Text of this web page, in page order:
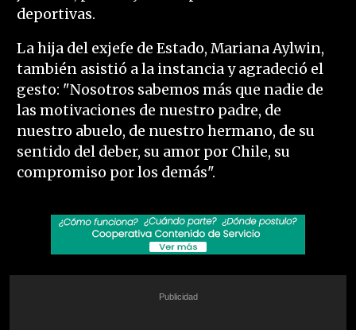
deportivas.
La hija del exjefe de Estado, Mariana Aylwin,
también asistió a la instancia y agradeció el
gesto: "Nosotros sabemos más que nadie de
las motivaciones de nuestro padre, de
nuestro abuelo, de nuestro hermano, de su
sentido del deber, su amor por Chile, su
compromiso por los demás".